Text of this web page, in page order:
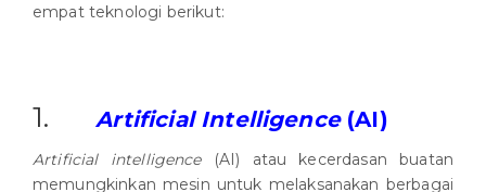
empat teknologi berikut:
1.Artificial Intelligence(AI)
Artificial intelligence(AI) atau kecerdasan buatan
memungkinkan mesin untuk melaksanakan berbagai